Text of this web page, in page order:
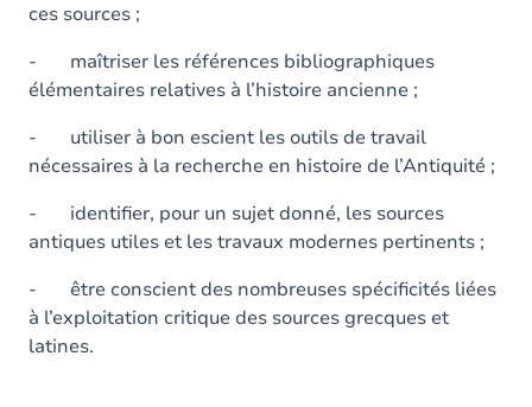
ces sources ;
- maîtriser les références bibliographiques
élémentaires relatives à l’histoire ancienne ;
- utiliser à bon escient les outils de travail
nécessaires à la recherche en histoire de l’Antiquité ;
- identifier, pour un sujet donné, les sources
antiques utiles et les travaux modernes pertinents ;
- être conscient des nombreuses spécificités liées
à l’exploitation critique des sources grecques et
latines.